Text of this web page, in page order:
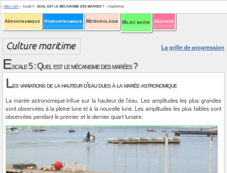
Aérodynamique Hydrodynamique Météorologie Milieu marin Sécurité
> Milieu marin > Escale 5 : QUEL EST LE MÉCANISME DES MARÉES ? > Expériences
La grille de progression
Escale 5 : Quel est le mécanisme des marées ?
Les variations de la hauteur d’eau dues à la marée astronomique
La marée astronomique influe sur la hauteur de l’eau. Les amplitudes les plus grandes
sont observées à la pleine lune et à la nouvelle lune. Les amplitudes les plus faibles sont
observées pendant le premier et le dernier quart lunaire.